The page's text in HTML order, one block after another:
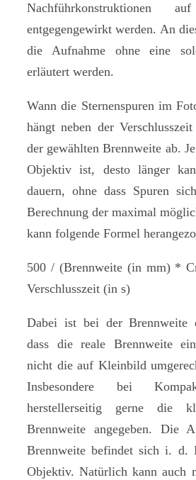
Nachführkonstruktionen
entgegengewirkt werden. An
die Aufnahme ohne eine
erläutert werden.
Wann die Sternenspuren im
hängt neben der
der gewählten Brennweite ab.
Objektiv ist, desto länger
dauern, ohne dass Spuren
Berechnung der maximal
kann folgende Formel
500 / (Brennweite (in mm) *
Verschlusszeit (in s)
Dabei ist bei der Brennweite
dass die reale Brennweite
nicht die auf Kleinbild
Insbesondere bei
herstellerseitig gerne die
Brennweite angegeben. Die
Brennweite befindet sich i. d.
Objektiv. Natürlich kann auch